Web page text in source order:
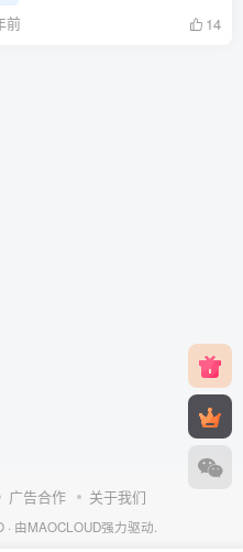
前 14
广告合作 关于我们
· 由MAOCLOUD强力驱动.